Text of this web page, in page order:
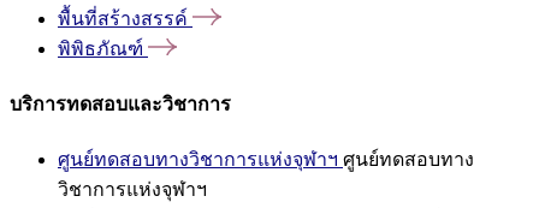
พื้นที่สร้างสรรค์
พิพิธภัณฑ์
บริการทดสอบและวิชาการ
ศูนย์ทดสอบทางวิชาการแห่งจุฬาฯ ศูนย์ทดสอบทาง
วิชาการแห่งจุฬาฯ